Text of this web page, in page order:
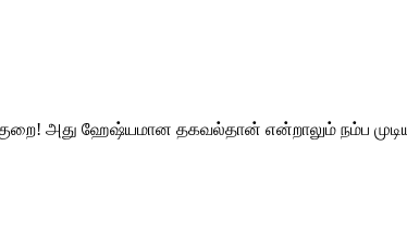
குறை! அது ஹேஷ்யமான தகவல்தான் என்றாலும் நம்ப